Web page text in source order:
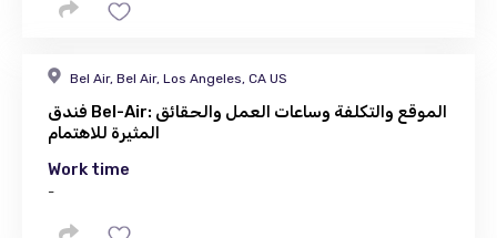
Bel Air, Bel Air, Los Angeles, CA US
فندق Bel-Air: الموقع والتكلفة وساعات العمل والحقائق
المثيرة للاهتمام
Work time
-